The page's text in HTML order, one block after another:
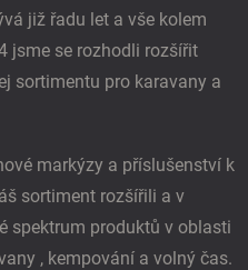
již řadu let a vše kolem
jsme se rozhodli rozšířit
sortimentu pro karavany a
markýzy a příslušenství k
sortiment rozšířili a v
spektrum produktů v oblasti
, kempování a volný čas.